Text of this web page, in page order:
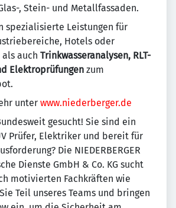
, Stein- und Metallfassaden.
spezialisierte Leistungen für
Hotels oder
als auch Trinkwasseranalysen, RLT-
Elektroprüfungen zum
unter www.niederberger.de
gesucht! Sie sind ein
Prüfer, Elektriker und bereit für
Die NIEDERBERGER
Dienste GmbH & Co. KG sucht
motivierten Fachkräften wie
Teil unseres Teams und bringen